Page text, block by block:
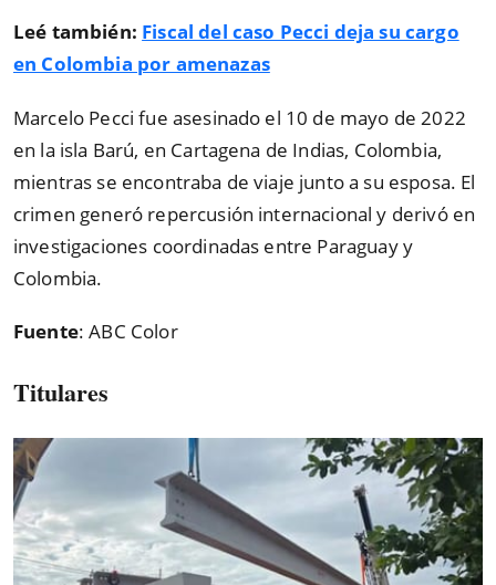
Leé también: Fiscal del caso Pecci deja su cargo
en Colombia por amenazas
Marcelo Pecci fue asesinado el 10 de mayo de 2022
en la isla Barú, en Cartagena de Indias, Colombia,
mientras se encontraba de viaje junto a su esposa. El
crimen generó repercusión internacional y derivó en
investigaciones coordinadas entre Paraguay y
Colombia.
Fuente: ABC Color
Titulares